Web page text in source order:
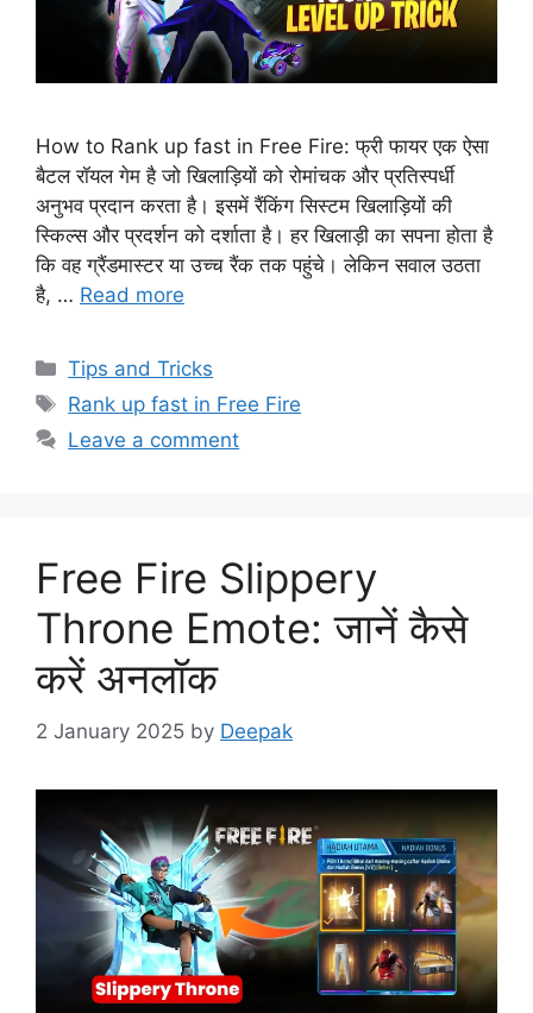
How to Rank up fast in Free Fire: फ्री फायर एक ऐसा
बैटल रॉयल गेम है जो खिलाड़ियों को रोमांचक और प्रतिस्पर्धी
अनुभव प्रदान करता है। इसमें रैंकिंग सिस्टम खिलाड़ियों की
स्किल्स और प्रदर्शन को दर्शाता है। हर खिलाड़ी का सपना होता है
कि वह ग्रैंडमास्टर या उच्च रैंक तक पहुंचे। लेकिन सवाल उठता
है, … Read more
Categories
Tips and Tricks
Tags
Rank up fast in Free Fire
Leave a comment
Free Fire Slippery
Throne Emote: जानें कैसे
करें अनलॉक
2 January 2025 by Deepak